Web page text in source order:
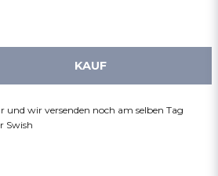
KAUF
und wir versenden noch am selben Tag
Swish